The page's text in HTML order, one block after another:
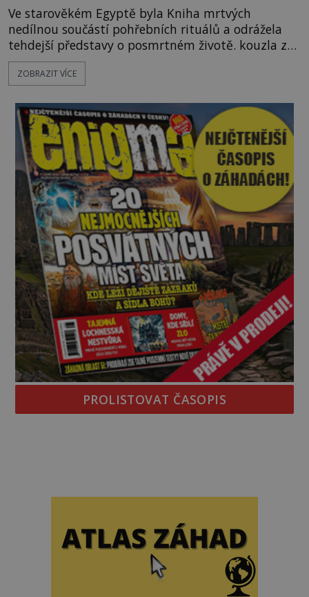
Ve starověkém Egyptě byla Kniha mrtvých
nedílnou součástí pohřebních rituálů a odrážela
tehdejší představy o posmrtném životě. kouzla z
této knihy sloužila výhradně zesnulým. K čemu
mohli mrtví potřebovat magii? V roce 2023
starožitností neobyčejný nález. Archeologové v
nově odkryté nekropoli v oblasti Tuna al-Geb
ZOBRAZIT VÍCE
PROLISTOVAT ČASOPIS